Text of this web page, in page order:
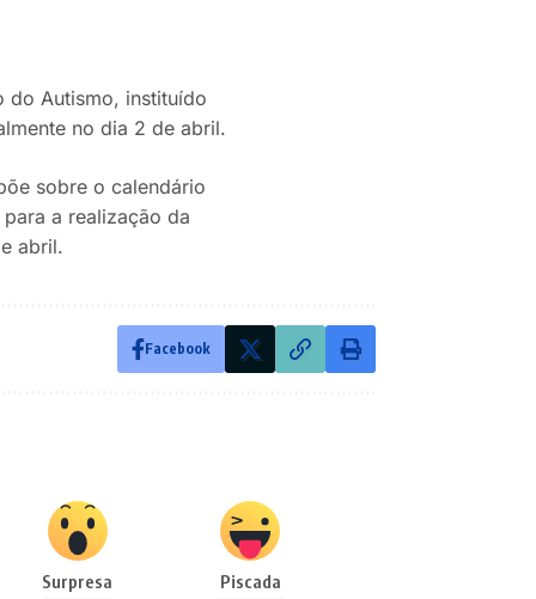
do Autismo, instituído
no dia 2 de abril.
sobre o calendário
a realização da
abril.
Facebook
Surpresa Piscada